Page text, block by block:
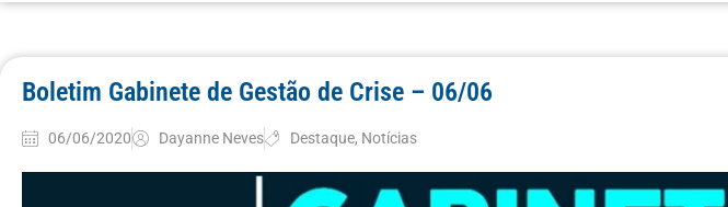
Boletim Gabinete de Gestão de Crise – 06/06
06/06/2020 Dayanne Neves Destaque, Notícias